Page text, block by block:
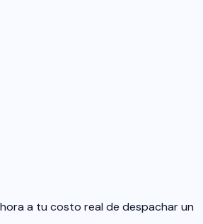
a tu costo real de despachar un